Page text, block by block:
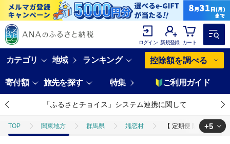
ログイン 新規登録 カート
カテゴリ 地域 ランキング 控除額を調べる
寄付額 旅先を探す 特集 ご利用ガイド
「ふるさとチョイス」システム連携に関して
TOP 関東地方 群馬県 嬬恋村 【 定期便 隔月2回 】
+5